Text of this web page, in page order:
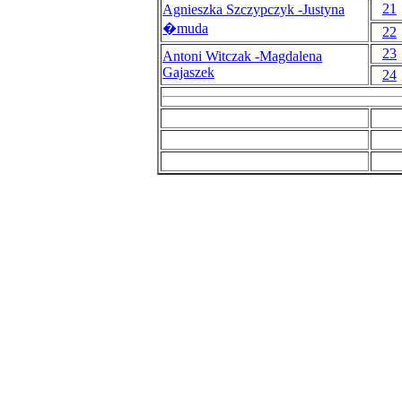
Agnieszka Szczypczyk -Justyna
�muda
21
22
Antoni Witczak -Magdalena
Gajaszek
23
24